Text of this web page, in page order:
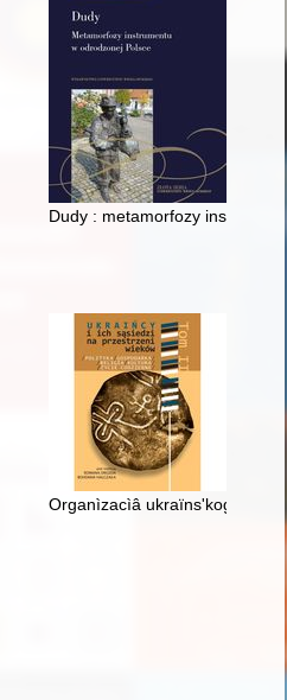
Dudy : metamorfozy
and the German minority in Poland
Organìzacìâ ukraïnsʹkogo